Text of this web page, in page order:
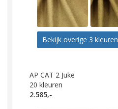
Bekijk overige 3 kleuren
AP CAT 2 Juke
20 kleuren
2.585,-